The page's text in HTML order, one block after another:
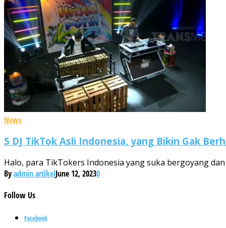
News
5 DJ TikTok Asli Indonesia, yang Bikin Gak
Halo, para TikTokers Indonesia yang suka bergoyang
Byadmin artikelJune 12, 20230
Follow Us
Facebook